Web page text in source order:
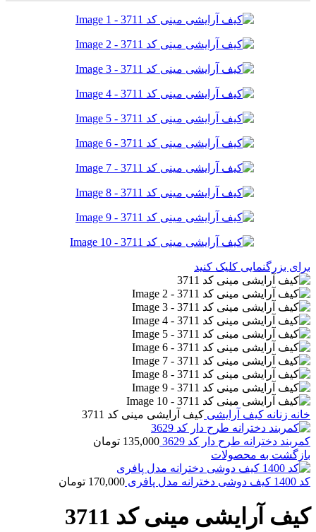
برای بزرگنمایی کلیک کنید
خانه زنانه کیف آرایشی کیف آرایشی مینی کد 3711
کمربند دخترانه طرح دار کد 3629 135,000 تومان
بازگشت به محصولات
کد 1400 کیف دوشی دخترانه مدل پافری 170,000 تومان
کیف آرایشی مینی کد 3711